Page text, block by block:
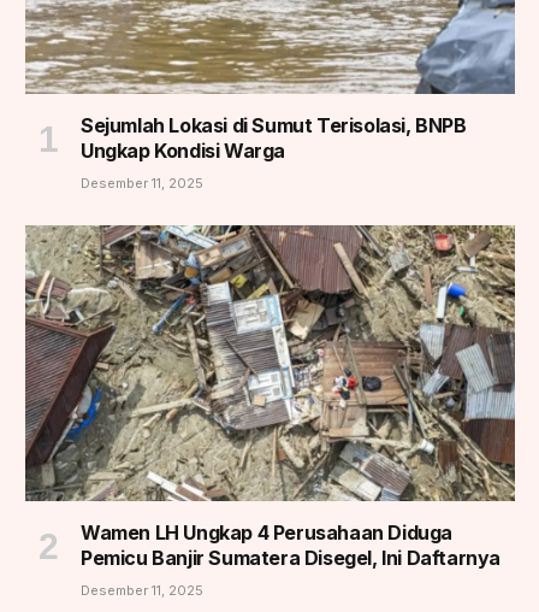
Sejumlah Lokasi di Sumut Terisolasi, BNPB
Ungkap Kondisi Warga
Desember 11, 2025
Wamen LH Ungkap 4 Perusahaan Diduga
Pemicu Banjir Sumatera Disegel, Ini Daftarnya
Desember 11, 2025